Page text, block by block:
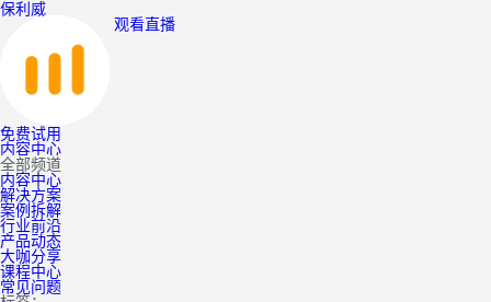
保利威
观看直播
免费试用
内容中心
全部频道
内容中心
解决方案
案例拆解
行业前沿
产品动态
大咖分享
课程中心
常见问题